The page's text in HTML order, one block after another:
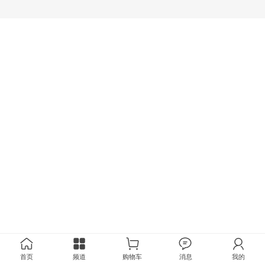
首页 频道 购物车 消息 我的